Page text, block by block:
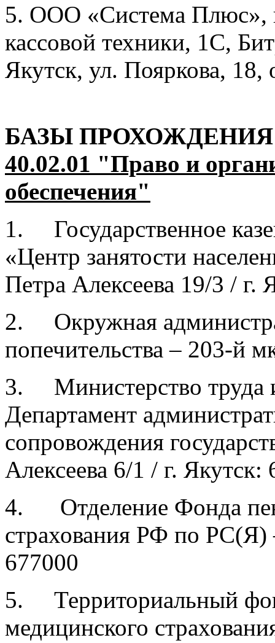
5. ООО «Система Плюс»,
кассовой техники, 1C,
Якутск, ул. Пояркова,
БАЗЫ
40.02.01 "Право и
обеспечения"
1. Государственное
«Центр занятости
Петра Алексеева 19/3 / г.
2. Окружная
попечительства – 203-й
3. Министерство труда
Департамент
сопровождения
Алексеева 6/1 / г. Якутск:
4. Отделение Фонда
страхования РФ по РС(Я)
677000
5. Территориальный
медицинского